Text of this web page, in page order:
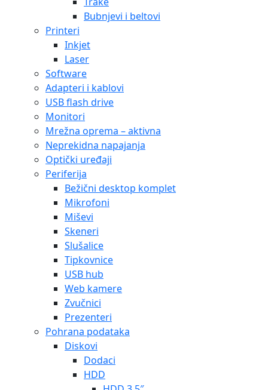
Bubnjevi i beltovi
Printeri
Inkjet
Laser
Software
Adapteri i kablovi
USB flash drive
Monitori
Mrežna oprema – aktivna
Neprekidna napajanja
Optički uređaji
Periferija
Bežični desktop komplet
Mikrofoni
Miševi
Skeneri
Slušalice
Tipkovnice
USB hub
Web kamere
Zvučnici
Prezenteri
Pohrana podataka
Diskovi
Dodaci
HDD